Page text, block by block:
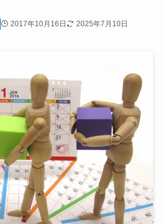
2017年10月16日 2025年7月10日